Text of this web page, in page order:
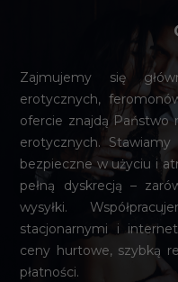
Zajmujemy się
erotycznych,
ofercie znajdą Państwo
erotycznych.
bezpieczne w użyciu i
pełną dyskrecją –
wysyłki.
stacjonarnymi i
ceny hurtowe, szybką
płatności.